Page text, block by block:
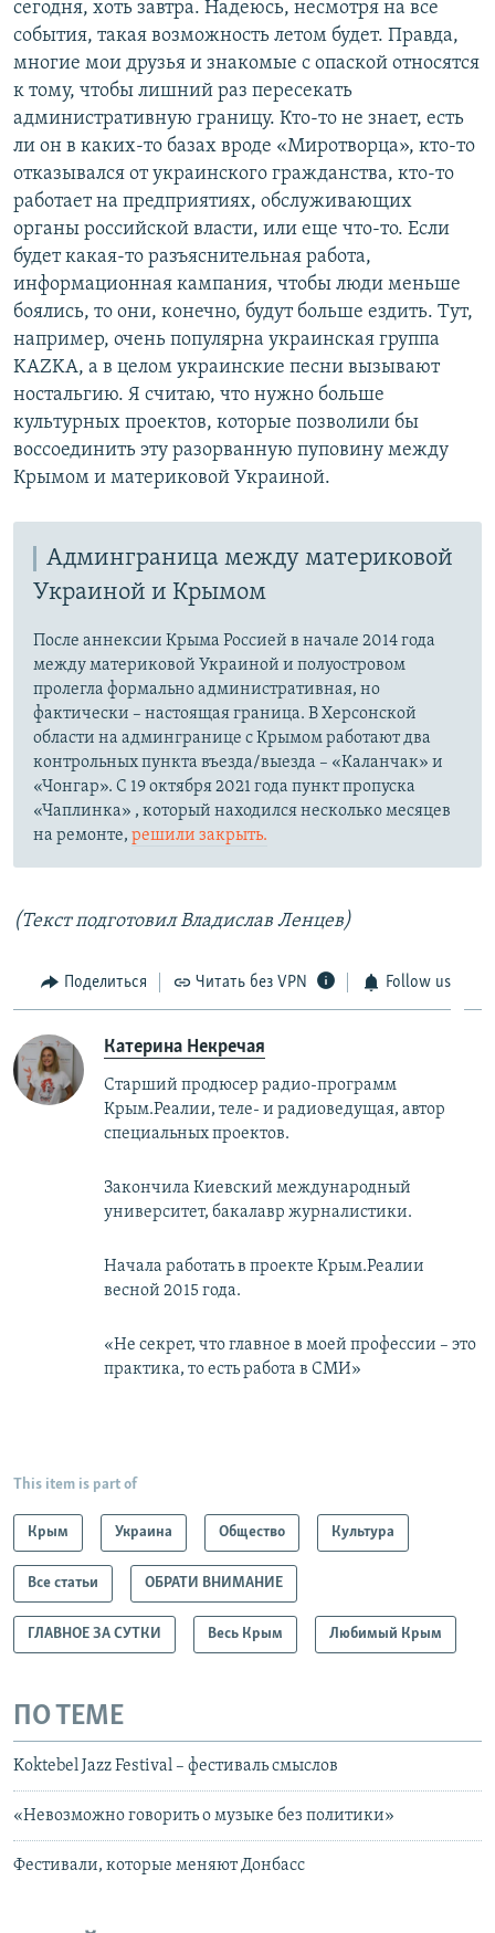
сегодня, хоть завтра. Надеюсь, несмотря на все
события, такая возможность летом будет. Правда,
многие мои друзья и знакомые с опаской относятся
к тому, чтобы лишний раз пересекать
административную границу. Кто-то не знает, есть
ли он в каких-то базах вроде «Миротворца», кто-то
отказывался от украинского гражданства, кто-то
работает на предприятиях, обслуживающих
органы российской власти, или еще что-то. Если
будет какая-то разъяснительная работа,
информационная кампания, чтобы люди меньше
боялись, то они, конечно, будут больше ездить. Тут,
например, очень популярна украинская группа
KAZKA, а в целом украинские песни вызывают
ностальгию. Я считаю, что нужно больше
культурных проектов, которые позволили бы
воссоединить эту разорванную пуповину между
Крымом и материковой Украиной.
Админграница между материковой
Украиной и Крымом
После аннексии Крыма Россией в начале 2014 года
между материковой Украиной и полуостровом
пролегла формально административная, но
фактически – настоящая граница. В Херсонской
области на админгранице с Крымом работают два
контрольных пункта въезда/выезда – «Каланчак» и
«Чонгар». С 19 октября 2021 года пункт пропуска
«Чаплинка» , который находился несколько месяцев
на ремонте, решили закрыть.
(Текст подготовил Владислав Ленцев)
Поделиться Читать без VPN Follow us
Катерина Некречая
Старший продюсер радио-программ
Крым.Реалии, теле- и радиоведущая, автор
специальных проектов.
Закончила Киевский международный
университет, бакалавр журналистики.
Начала работать в проекте Крым.Реалии
весной 2015 года.
«Не секрет, что главное в моей профессии – это
практика, то есть работа в СМИ»
This item is part of
Крым Украина Общество Культура
Все статьи ОБРАТИ ВНИМАНИЕ
ГЛАВНОЕ ЗА СУТКИ Весь Крым Любимый Крым
ПО ТЕМЕ
Koktebel Jazz Festival – фестиваль смыслов
«Невозможно говорить о музыке без политики»
Фестивали, которые меняют Донбасс